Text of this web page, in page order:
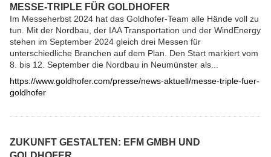
MESSE-TRIPLE FÜR GOLDHOFER
Im Messeherbst 2024 hat das Goldhofer-Team alle Hände voll zu
tun. Mit der Nordbau, der IAA Transportation und der WindEnergy
stehen im September 2024 gleich drei Messen für
unterschiedliche Branchen auf dem Plan. Den Start markiert vom
8. bis 12. September die Nordbau in Neumünster als...
https://www.goldhofer.com/presse/news-aktuell/messe-triple-fuer-
goldhofer
ZUKUNFT GESTALTEN: EFM GMBH UND